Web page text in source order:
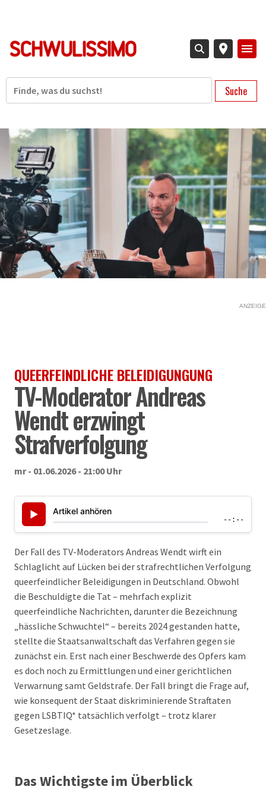
Suche
ANZEIGE
QUEERFEINDLICHE BELEIDIGUNGUNG
TV-Moderator Andreas
Wendt erzwingt
Strafverfolgung
mr - 01.06.2026 - 21:00 Uhr
▶ Artikel anhören
--:--
Der Fall des TV-Moderators Andreas Wendt wirft ein
Schlaglicht auf Lücken bei der strafrechtlichen Verfolgung
queerfeindlicher Beleidigungen in Deutschland. Obwohl
die Beschuldigte die Tat – mehrfach explizit
queerfeindliche Nachrichten, darunter die Bezeichnung
„hässliche Schwuchtel“ – bereits 2024 gestanden hatte,
stellte die Staatsanwaltschaft das Verfahren gegen sie
zunächst ein. Erst nach einer Beschwerde des Opfers kam
es doch noch zu Ermittlungen und einer gerichtlichen
Verwarnung samt Geldstrafe. Der Fall bringt die Frage auf,
wie konsequent der Staat diskriminierende Straftaten
gegen LSBTIQ* tatsächlich verfolgt – trotz klarer
Gesetzeslage.
Das Wichtigste im Überblick